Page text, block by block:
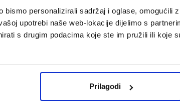
bismo personalizirali sadržaj i oglase, omogućili
upotrebi naše web-lokacije dijelimo s
s drugim podacima koje ste im pružili ili koje
Prilagodi
gimnazija i četverogodišnjih strukovnih škola s